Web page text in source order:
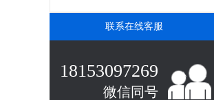
联系在线客服
18153097269
微信同号